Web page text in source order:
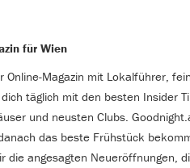
für Wien
Online-Magazin mit Lokalführer,
täglich mit den besten Insider
und neusten Clubs.
das beste Frühstück
die angesagten Neueröffnungen,